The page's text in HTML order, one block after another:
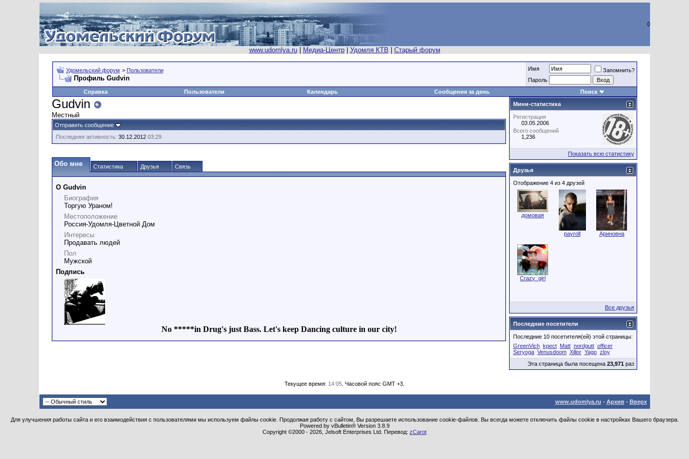
◊
www.udomlya.ru| Медиа-Центр| Удомля КТВ Старый форум
Удомельский форум > Пользователи
Профиль Gudvin
Имя
Запомнить?
Пароль
Справка
Пользователи Календарь Сообщения за день Поиск
Gudvin
Местный
Отправить сообщение
Последняя активность: 30.12.201203:29
Обо мне Статистика Друзья Связь
О Gudvin
Биография
Торгую Ураном!
Местоположение
Россия-Удомля-Цветной Дом
Интересы
Продавать людей
Пол
Мужской
Подпись
No *****in Drug's just Bass. Let's keep Dancing culture in our city!
Мини-статистика
Регистрация
03.05.2006
Всего сообщений
1,236
Показать всю статистику
Друзья
Отображение 4 из 4 друзей
домовая
payroll Ариновна
Crazy_girl
Все друзья
Последние посетители
Последние 10 посетителя(ей) этой страницы:
GreenVich kpect Matt nordgutt officer
Seryoga Venusdoom Xillor Yago zloy
Эта страница была посещена 23,971раз
Текущее время: 14:05 . Часовой пояс GMT +3.
www.udomlya.ru - Архив- Вверх
Для улучшения работы сайта и его взаимодействия с пользователями мы используем файлы cookie. Продолжая работу с сайтом, Вы разрешаете использование cookie-файлов. Вы всегда можете отключить файлы cookie в настройках Вашего браузера.
Powered by vBulletin® Version 3.8.9
Copyright ©2000 - 2026, Jelsoft Enterprises Ltd. Перевод: zCarot